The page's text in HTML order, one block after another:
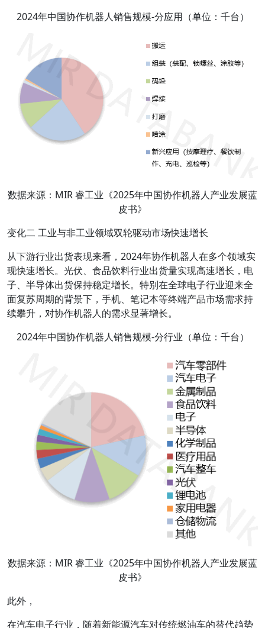
2024年中国协作机器人销售规模-分应用（单位：千台）
数据来源：MIR 睿工业《2025年中国协作机器人产业发展蓝
皮书》
变化二 工业与非工业领域双轮驱动市场快速增长
从下游行业出货表现来看，2024年协作机器人在多个领域实
现快速增长。光伏、食品饮料行业出货量实现高速增长，电
子、半导体出货保持稳定增长。特别在全球电子行业迎来全
面复苏周期的背景下，手机、笔记本等终端产品市场需求持
续攀升，对协作机器人的需求显著增长。
2024年中国协作机器人销售规模-分行业（单位：千台）
数据来源：MIR 睿工业《2025年中国协作机器人产业发展蓝
皮书》
此外，
在汽车电子行业，随着新能源汽车对传统燃油车的替代趋势